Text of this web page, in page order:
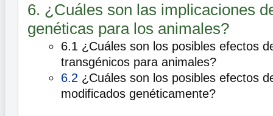
6. ¿Cuáles son las implicaciones
genéticas para los animales?
6.1 ¿Cuáles son los posibles efectos
transgénicos para animales?
6.2 ¿Cuáles son los posibles efectos
modificados genéticamente?